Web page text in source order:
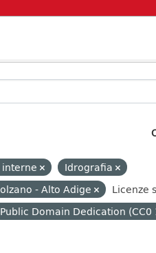
Idrografia
- Alto Adige
Licenze
Domain Dedication (CC0